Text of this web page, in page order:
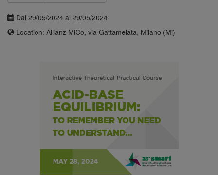
Dal 29/05/2024 al 29/05/2024
Location: Allianz MiCo, via Gattamelata, Milano (Mi)